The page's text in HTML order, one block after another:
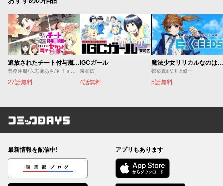
追放されたチート付与魔術師は気ままなセカンドライフを謳歌する。 ～俺は武器だけじゃなく、あらゆるものに『強化ポイント』を付与できるし、俺の意思でいつでも効果を解除できるけど、残った人たち大丈夫？～
27話無料
IGCガール
東和広
4話無料
魔法少女リリカルなのは EXCEEDS
都築真紀/川上修一
5話無料
コミックDAYS
最新情報を配信中!
編集部ブログ
アプリもあります